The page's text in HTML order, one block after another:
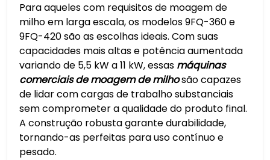
Para aqueles com requisitos de moagem de
milho em larga escala, os modelos 9FQ-360 e
9FQ-420 são as escolhas ideais. Com suas
capacidades mais altas e potência aumentada
variando de 5,5 kW a 11 kW, essas máquinas
comerciais de moagem de milhosão capazes
de lidar com cargas de trabalho substanciais
sem comprometer a qualidade do produto final.
A construção robusta garante durabilidade,
tornando-as perfeitas para uso contínuo e
pesado.